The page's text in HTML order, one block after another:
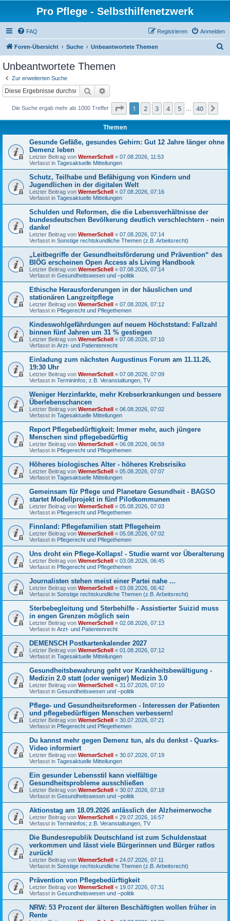
Pro Pflege - Selbsthilfenetzwerk
FAQ Anmelden
Registrieren
Foren-Übersicht Suche Unbeantwortete Themen
Unbeantwortete Themen
Zur erweiterten Suche
Suche
Die Suche ergab mehr als 1000 Treffer Seite 1von 40
1 2 3 4 5 40
Themen
Gesunde Gefäße, gesundes Gehirn: Gut 12 Jahre länger ohne
Demenz leben
Letzter Beitrag von WernerSchell « 07.08.2026, 11:53
Verfasst in Tagesaktuelle Mitteilungen
Schutz, Teilhabe und Befähigung von Kindern und
Jugendlichen in der digitalen Welt
Letzter Beitrag von WernerSchell « 07.08.2026, 07:16
Verfasst in Tagesaktuelle Mitteilungen
Schulden und Reformen, die die Lebensverhältnisse der
bundesdeutschen Bevölkerung deutlich verschlechtern - nein
danke!
Letzter Beitrag von WernerSchell « 07.08.2026, 07:14
Verfasst in Sonstige rechtskundliche Themen (z.B. Arbeitsrecht)
„Leitbegriffe der Gesundheitsförderung und Prävention“ des
BIÖG erscheinen Open Access als Living Handbook
Letzter Beitrag von WernerSchell « 07.08.2026, 07:14
Verfasst in Gesundheitswesen und –politik
Ethische Herausforderungen in der häuslichen und
stationären Langzeitpflege
Letzter Beitrag von WernerSchell « 07.08.2026, 07:12
Verfasst in Pflegerecht und Pflegethemen
Kindeswohlgefährdungen auf neuem Höchststand: Fallzahl
binnen fünf Jahren um 31 % gestiegen
Letzter Beitrag von WernerSchell « 07.08.2026, 07:10
Verfasst in Arzt- und Patientenrecht
Einladung zum nächsten Augustinus Forum am 11.11.26,
19:30 Uhr
Letzter Beitrag von WernerSchell « 07.08.2026, 07:09
Verfasst in Termininfos; z.B. Veranstaltungen, TV
Weniger Herzinfarkte, mehr Krebserkrankungen und bessere
Überlebenschancen
Letzter Beitrag von WernerSchell « 06.08.2026, 07:02
Verfasst in Tagesaktuelle Mitteilungen
Report Pflegebedürftigkeit: Immer mehr, auch jüngere
Menschen sind pflegebedürftig
Letzter Beitrag von WernerSchell « 06.08.2026, 06:59
Verfasst in Pflegerecht und Pflegethemen
Höheres biologisches Alter - höheres Krebsrisiko
Letzter Beitrag von WernerSchell « 05.08.2026, 07:07
Verfasst in Tagesaktuelle Mitteilungen
Gemeinsam für Pflege und Planetare Gesundheit - BAGSO
startet Modellprojekt in fünf Pilotkommunen
Letzter Beitrag von WernerSchell « 05.08.2026, 07:03
Verfasst in Pflegerecht und Pflegethemen
Finnland: Pflegefamilien statt Pflegeheim
Letzter Beitrag von WernerSchell « 05.08.2026, 07:02
Verfasst in Pflegerecht und Pflegethemen
Uns droht ein Pflege-Kollaps! - Studie warnt vor Überalterung
Letzter Beitrag von WernerSchell « 03.08.2026, 06:45
Verfasst in Pflegerecht und Pflegethemen
Journalisten stehen meist einer Partei nahe ...
Letzter Beitrag von WernerSchell « 03.08.2026, 06:42
Verfasst in Sonstige rechtskundliche Themen (z.B. Arbeitsrecht)
Sterbebegleitung und Sterbehilfe - Assistierter Suizid muss
in engen Grenzen möglich sein
Letzter Beitrag von WernerSchell « 02.08.2026, 07:13
Verfasst in Arzt- und Patientenrecht
DEMENSCH Postkartenkalender 2027
Letzter Beitrag von WernerSchell « 01.08.2026, 07:12
Verfasst in Tagesaktuelle Mitteilungen
Gesundheitsbewahrung geht vor Krankheitsbewältigung -
Medizin 2.0 statt (oder weniger) Medizin 3.0
Letzter Beitrag von WernerSchell « 31.07.2026, 07:10
Verfasst in Gesundheitswesen und –politik
Pflege- und Gesundheitsreformen - Interessen der Patienten
und pflegebedürftigen Menschen verbessern!
Letzter Beitrag von WernerSchell « 30.07.2026, 07:21
Verfasst in Pflegerecht und Pflegethemen
Du kannst mehr gegen Demenz tun, als du denkst - Quarks-
Video informiert
Letzter Beitrag von WernerSchell « 30.07.2026, 07:19
Verfasst in Tagesaktuelle Mitteilungen
Ein gesunder Lebensstil kann vielfältige
Gesundheitsprobleme ausschließen
Letzter Beitrag von WernerSchell « 30.07.2026, 07:18
Verfasst in Gesundheitswesen und –politik
Aktionstag am 18.09.2026 anlässlich der Alzheimerwoche
Letzter Beitrag von WernerSchell « 29.07.2026, 16:57
Verfasst in Termininfos; z.B. Veranstaltungen, TV
Die Bundesrepublik Deutschland ist zum Schuldenstaat
verkommen und lässt viele Bürgerinnen und Bürger ratlos
zurück!
Letzter Beitrag von WernerSchell « 24.07.2026, 07:11
Verfasst in Sonstige rechtskundliche Themen (z.B. Arbeitsrecht)
Prävention von Pflegebedürftigkeit
Letzter Beitrag von WernerSchell « 19.07.2026, 07:31
Verfasst in Gesundheitswesen und –politik
NRW: 53 Prozent der älteren Beschäftigten wollen früher in
Rente